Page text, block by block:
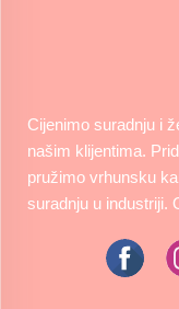
Cijenimo suradnju i
našim klijentima.
pružimo vrhunsku
suradnju u industriji.